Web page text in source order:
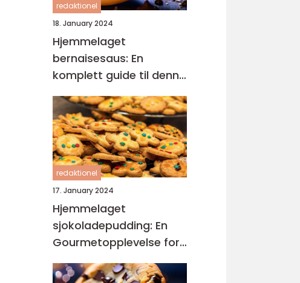
redaktionel
18. January 2024
Hjemmelaget
bernaisesaus: En
komplett guide til denne
klassikeren
redaktionel
17. January 2024
Hjemmelaget
sjokoladepudding: En
Gourmetopplevelse for
Sjokoladeelskere